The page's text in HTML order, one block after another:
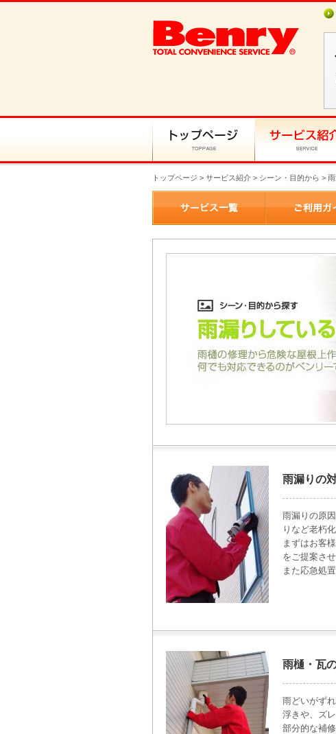
トップページ > サービス紹介 > シーン・目的から >
雨漏りの
雨漏りの原
りなど老朽
まずはお客
をご提案さ
また応急処
雨樋・瓦
雨どいがず
浮きや、ズ
部分的な補